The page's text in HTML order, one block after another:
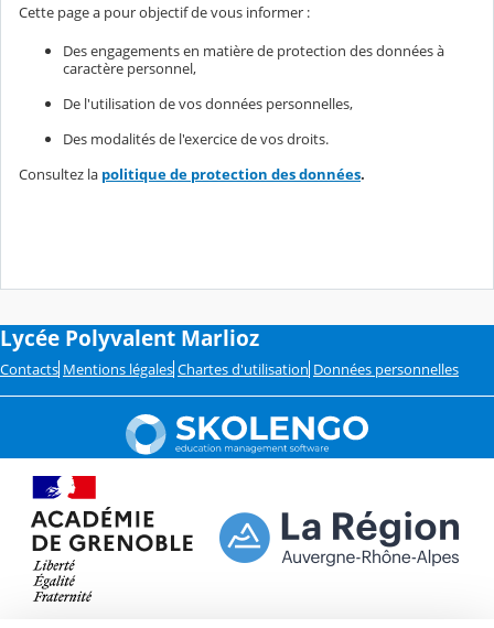
Cette page a pour objectif de vous informer :
Des engagements en matière de protection des données à
caractère personnel,
De l'utilisation de vos données personnelles,
Des modalités de l'exercice de vos droits.
Consultez la politique de protection des données.
Lycée Polyvalent Marlioz
Contacts Mentions légales Chartes d'utilisation Données personnelles